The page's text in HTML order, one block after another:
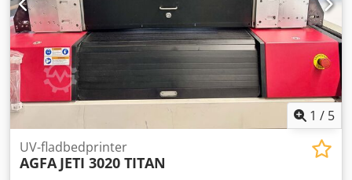
1 / 5
UV-fladbedprinter
AGFA JETI 3020 TITAN